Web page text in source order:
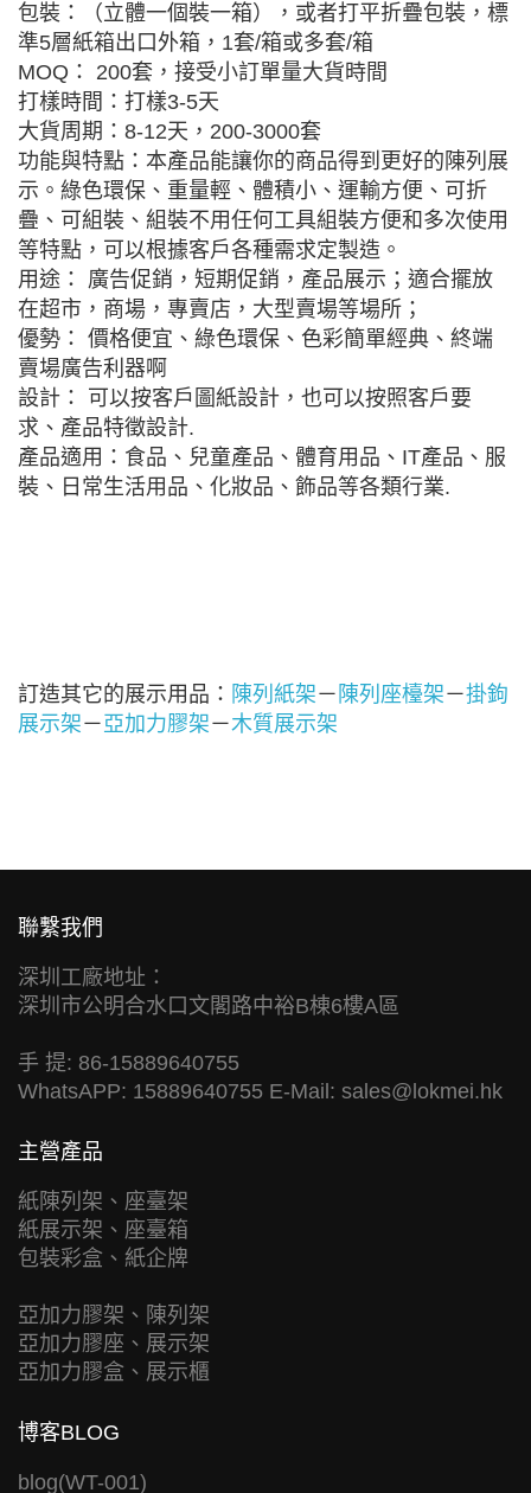
包裝：（立體一個裝一箱），或者打平折疊包裝，標
準5層紙箱出口外箱，1套/箱或多套/箱
MOQ： 200套，接受小訂單量大貨時間
打樣時間：打樣3-5天
大貨周期：8-12天，200-3000套
功能與特點：本產品能讓你的商品得到更好的陳列展
示。綠色環保、重量輕、體積小、運輸方便、可折
疊、可組裝、組裝不用任何工具組裝方便和多次使用
等特點，可以根據客戶各種需求定製造。
用途： 廣告促銷，短期促銷，產品展示；適合擺放
在超市，商場，專賣店，大型賣場等場所；
優勢： 價格便宜、綠色環保、色彩簡單經典、終端
賣場廣告利器啊
設計： 可以按客戶圖紙設計，也可以按照客戶要
求、產品特徵設計.
產品適用：食品、兒童產品、體育用品、IT產品、服
裝、日常生活用品、化妝品、飾品等各類行業.
訂造其它的展示用品： 陳列紙架－ 陳列座檯架－掛鉤
展示架－亞加力膠架－木質展示架
聯繫我們
深圳工廠地址：
深圳市公明合水口文閣路中裕B棟6樓A區
手 提: 86-15889640755
WhatsAPP: 15889640755 E-Mail: sales@lokmei.hk
主營產品
紙陳列架、座臺架
紙展示架、座臺箱
包裝彩盒、紙企牌
亞加力膠架、陳列架
亞加力膠座、展示架
亞加力膠盒、展示櫃
博客BLOG
blog(WT-001)